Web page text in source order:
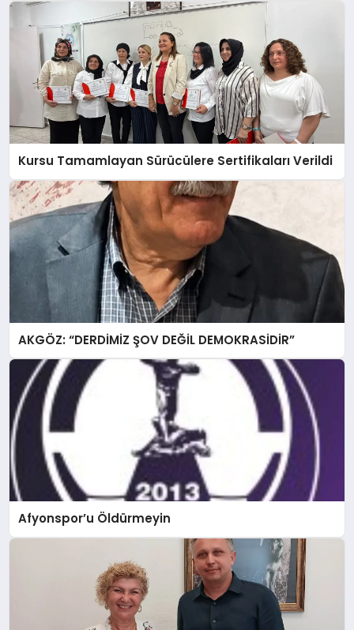
Kursu Tamamlayan Sürücülere Sertifikaları Verildi
AKGÖZ: “DERDİMİZ ŞOV DEĞİL DEMOKRASİDİR”
Afyonspor’u Öldürmeyin